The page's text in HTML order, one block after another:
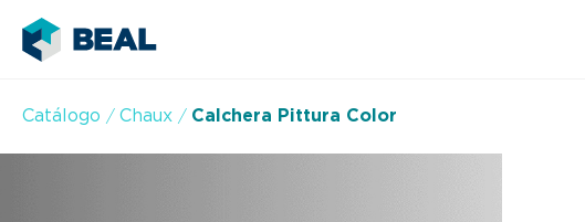
Catálogo Chaux Calchera Pittura Color